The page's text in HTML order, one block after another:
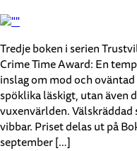
Tredje boken i serien
Crime Time Award: En
inslag om mod och
spöklika läskigt, utan även
vuxenvärlden.
vibbar. Priset delas ut på
september […]